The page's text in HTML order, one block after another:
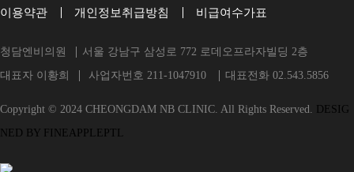
이용약관 개인정보취급방침 비급여수가표
청담엔비의원
서울 강남구 삼성로 772 로데오프라자빌딩 2층
대표자 이황희
사업자번호 211-1047910 대표전화 02.543.5856
Copyright © 2024 CHEONGDAM NB CLINIC. All Rights Reserved.
DESIG
NED BY FINEAPPLEPTL